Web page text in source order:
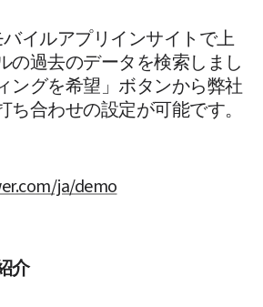
バイルアプリインサイトで上
の過去のデータを検索しまし
ングを希望」ボタンから弊社
ち合わせの設定が可能です。
ja/demo
介